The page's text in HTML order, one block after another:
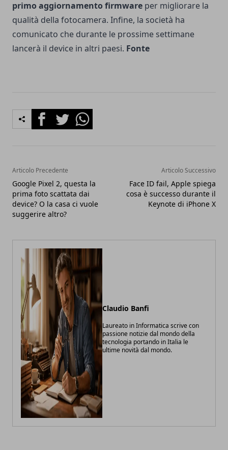
primo aggiornamento firmware per migliorare la
qualità della fotocamera. Infine, la società ha
comunicato che durante le prossime settimane
lancerà il device in altri paesi. Fonte
FacebookTwitterWhatsapp
Articolo Precedente
Google Pixel 2, questa la
prima foto scattata dai
device? O la casa ci vuole
suggerire altro?
Articolo Successivo
Face ID fail, Apple spiega
cosa è successo durante il
Keynote di iPhone X
Claudio Banfi
Laureato in Informatica scrive con
passione notizie dal mondo della
tecnologia portando in Italia le
ultime novità dal mondo.